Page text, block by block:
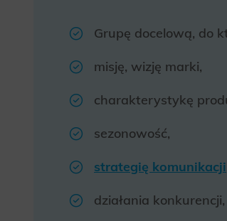
Grupę docelową, do
misję, wizję marki,
charakterystykę
sezonowość,
strategię komunikacji
działania konkurencji,